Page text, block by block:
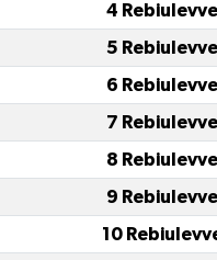
4
5
6
7
8
9
10